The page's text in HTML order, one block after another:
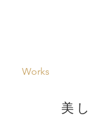
Works
美